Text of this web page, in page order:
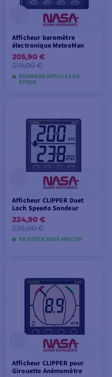
marines les plus
sûre et
de produits Nasa
sur
Afficheur baromètre
électronique MeteoMan
205,90 €
219,00 €
DERNIERS ARTICLES EN
STOCK
PANIER
Afficheur CLIPPER Duet
Loch Speedo Sondeur
224,90 €
235,00 €
EN STOCK SOUS 48H/72H
PANIER
Afficheur CLIPPER pour
Girouette Anémomètre